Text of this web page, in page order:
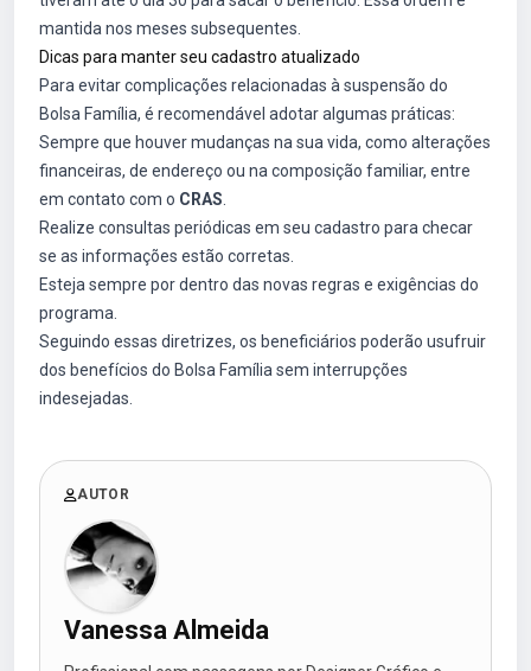
mantida nos meses subsequentes.
Dicas para manter seu cadastro atualizado
Para evitar complicações relacionadas à suspensão do
Bolsa Família, é recomendável adotar algumas práticas:
Sempre que houver mudanças na sua vida, como alterações
financeiras, de endereço ou na composição familiar, entre
em contato com o CRAS
Realize consultas periódicas em seu cadastro para checar
se as informações estão corretas.
Esteja sempre por dentro das novas regras e exigências do
programa.
Seguindo essas diretrizes, os beneficiários poderão usufruir
dos benefícios do Bolsa Família sem interrupções
indesejadas.
AUTOR
Vanessa Almeida